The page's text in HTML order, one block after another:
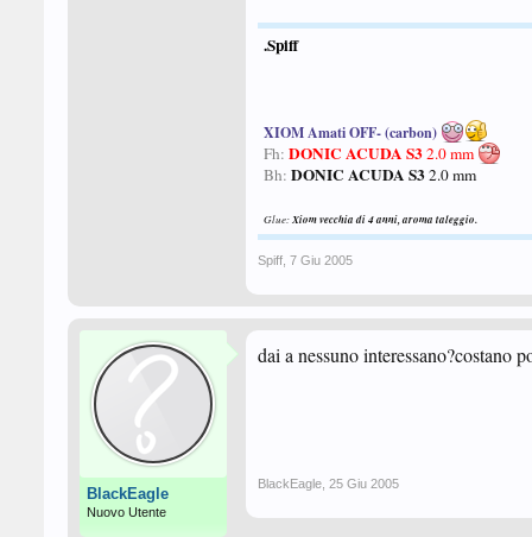
.Spiff
XIOM Amati OFF- (carbon)
Fh: DONIC ACUDA S32.0 mm
Bh: DONIC ACUDA S32.0 mm
Glue:Xiom vecchia di 4 anni, aroma taleggio.
Spiff 7 Giu 2005
BlackEagle
Nuovo Utente
dai a nessuno interessano?costano
BlackEagle 25 Giu 2005